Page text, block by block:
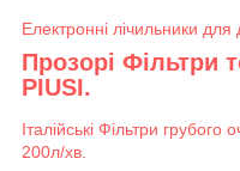
Електронні лічильники для
Прозорі Фільтри
PIUSI.
Італійські Фільтри
200л/хв.